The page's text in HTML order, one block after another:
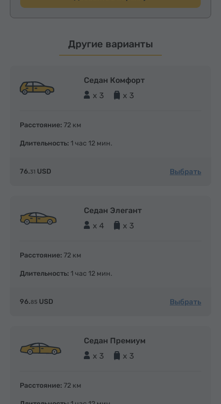
Другие варианты
Седан Комфорт
x 3
x 3
Расстояние: 72 км
Длительность: 1 час 12 мин.
76.31 USD Выбрать
Седан Элегант
x 4
x 3
Расстояние: 72 км
Длительность: 1 час 12 мин.
96.85 USD Выбрать
Седан Премиум
x 3
x 3
Расстояние: 72 км